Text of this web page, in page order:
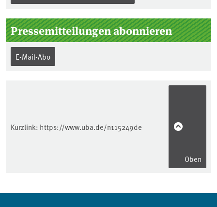
Pressemitteilungen abonnieren
E-Mail-Abo
Kurzlink: https://www.uba.de/n115249de
Oben